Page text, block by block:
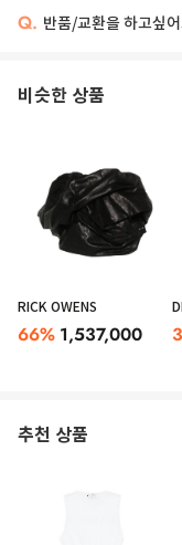
Q. 반품/교환을 하고싶
비슷한 상품
RICK OWENS
66% 1,537,000
추천 상품